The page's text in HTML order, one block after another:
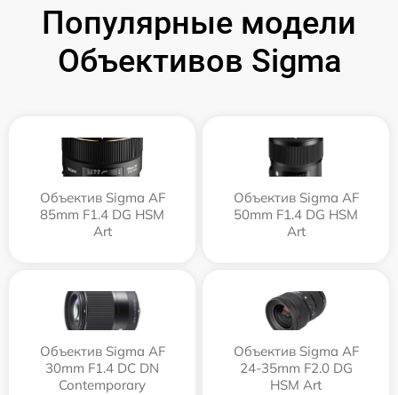
Популярные модели
Объективов Sigma
Объектив Sigma AF
85mm F1.4 DG HSM
Art
Объектив Sigma AF
50mm F1.4 DG HSM
Art
Объектив Sigma AF
30mm F1.4 DC DN
Contemporary
Объектив Sigma AF
24-35mm F2.0 DG
HSM Art